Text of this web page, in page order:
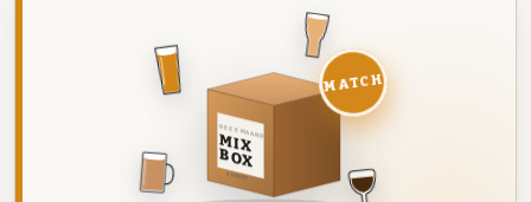
DEZE MAAND
MIX
BOX
8 BIEREN
MATCH